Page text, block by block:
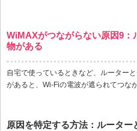
WiMAXがつながらない原因9：
物がある
自宅で使っているときなど、ルーター
があると、Wi-Fiの電波が遮られてつな
原因を特定する方法：ルータ